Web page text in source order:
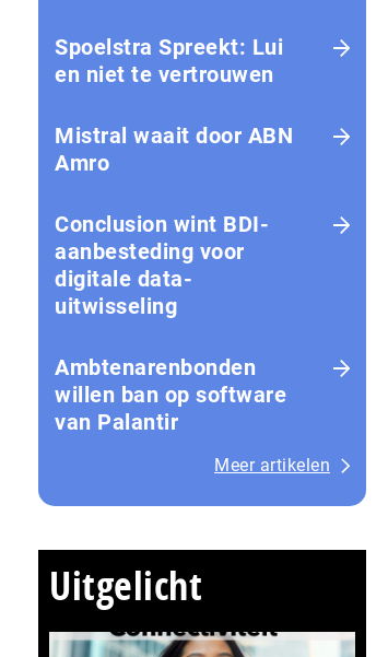
Spoelstra Spreekt: Lui
en niet te vertrouwen
Mistral waait door ABN
Amro
Conclusion wint BDI-
aanbesteding voor
digitale data-
uitwisseling
Ambtenarenbonden
willen ban op software
van Palantir
Meer artikelen
Uitgelicht